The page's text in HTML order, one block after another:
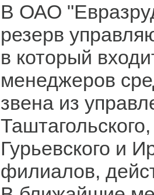
В ОАО
резерв
в который
менеджеров
звена из
Гурьевского и
филиалов,